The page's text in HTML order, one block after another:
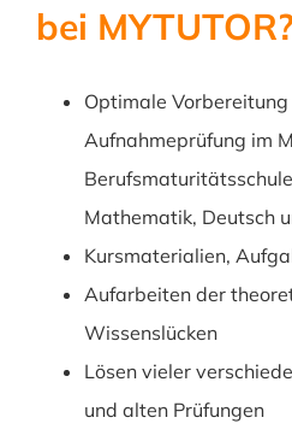
bei
Optimale
Aufnahmeprüfung im
Mathematik, Deutsch
Kursmaterialien,
Aufarbeiten der
Wissenslücken
Lösen vieler
und alten Prüfungen